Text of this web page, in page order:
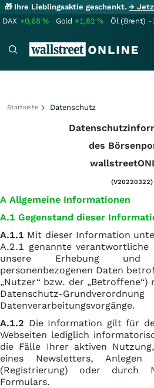
🎁 Ihre Lieblingsaktie geschenkt.→
DAX +0,68% Gold +1,82% Öl (Brent) -
Startseite Datenschutz
des
(V20220322)
A Allgemeine Informationen
A.1 Gegenstand dieser
A.1.1 Mit dieser Information
A.2.1 genannte verantwortliche
unsere Erhebung und
personenbezogenen Daten
„Nutzer“ bzw. der
Datenschutz-
Datenverarbeitungsvorgänge.
A.1.2 Die Information gilt für
Webseiten lediglich
die Fälle Ihrer aktiven
eines Newsletters, Anlegen
(Registrierung) oder durch
Formulars.